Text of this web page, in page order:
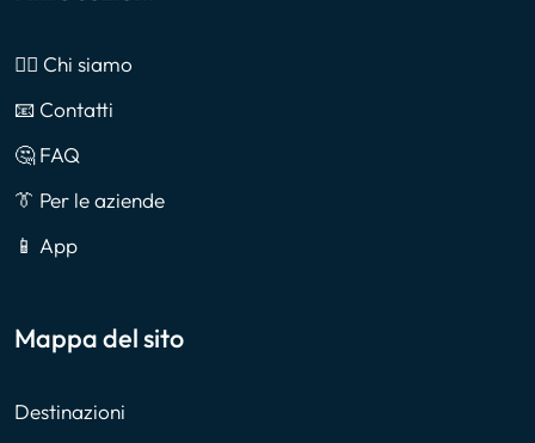
🙎‍♂️ Chi siamo
📧 Contatti
🤔 FAQ
👔 Per le aziende
📱 App
Mappa del sito
Destinazioni